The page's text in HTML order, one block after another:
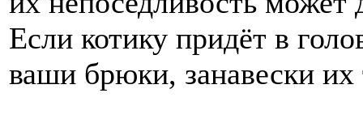
Если котику придёт в
ваши брюки, занавески их